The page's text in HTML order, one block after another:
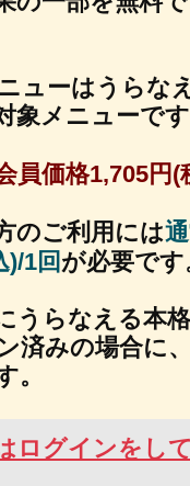
ージに戻る
コンテンツ
ース
賓/各界VIPも命託す的
術
ス
！【運命結びの奇跡霊